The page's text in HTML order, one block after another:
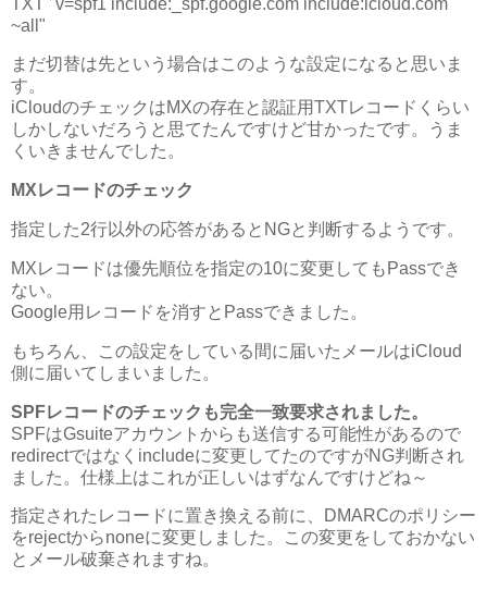
~all"
まだ切替は先という場合はこのような設定になると思いま
す。
iCloudのチェックはMXの存在と認証用TXTレコードくらい
しかしないだろうと思てたんですけど甘かったです。うま
くいきませんでした。
MXレコードのチェック
指定した2行以外の応答があるとNGと判断するようです。
MXレコードは優先順位を指定の10に変更してもPassでき
ない。
Google用レコードを消すとPassできました。
もちろん、この設定をしている間に届いたメールはiCloud
側に届いてしまいました。
SPFレコードのチェックも完全一致要求されました。
SPFはGsuiteアカウントからも送信する可能性があるので
redirectではなくincludeに変更してたのですがNG判断され
ました。仕様上はこれが正しいはずなんですけどね～
指定されたレコードに置き換える前に、DMARCのポリシー
をrejectからnoneに変更しました。この変更をしておかない
とメール破棄されますね。